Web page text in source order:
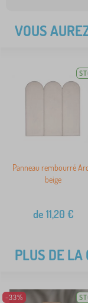
VOUS
Panneau rembourré
beige
de 11,20 €
PLUS DE LA
-33%